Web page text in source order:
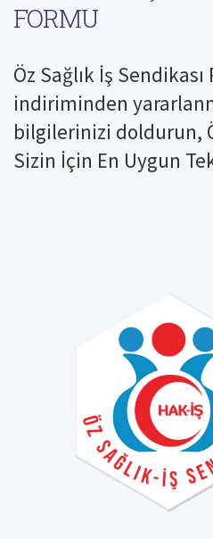
FORMU
Öz Sağlık İş
indiriminden
bilgilerinizi doldurun,
Sizin İçin En Uygun